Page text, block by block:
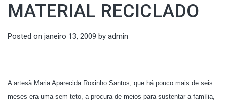
MATERIAL RECICLADO
Posted on janeiro 13, 2009 by admin
A artesã Maria Aparecida Roxinho Santos, que há pouco mais de seis
meses era uma sem teto, a procura de meios para sustentar a família,